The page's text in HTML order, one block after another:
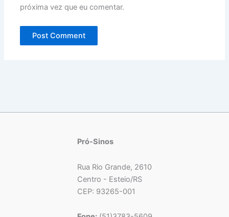
próxima vez que eu comentar.
Pró-Sinos
Rua Rio Grande, 2610
Centro - Esteio/RS
CEP: 93265-001